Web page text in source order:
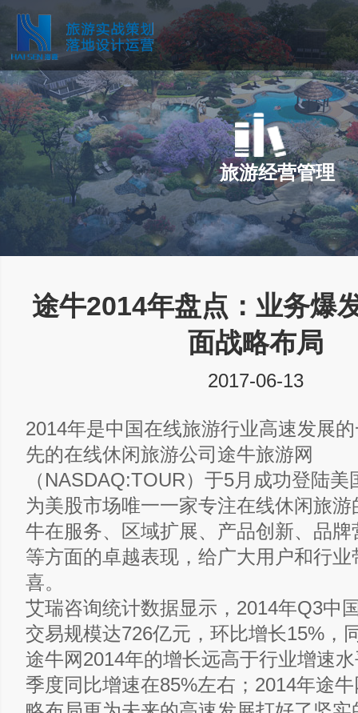
旅游经营管理
途牛2014年盘点：业务爆
面战略布局
2017-06-13
2014年是中国在线旅游行业高速发展
先的在线休闲旅游公司途牛旅游网
（NASDAQ:TOUR）于5月成功登陆
为美股市场唯一一家专注在线休闲旅
牛在服务、区域扩展、产品创新、品
等方面的卓越表现，给广大用户和行
喜。
艾瑞咨询统计数据显示，2014年Q3中
交易规模达726亿元，环比增长15%，
途牛网2014年的增长远高于行业增速
季度同比增速在85%左右；2014年途